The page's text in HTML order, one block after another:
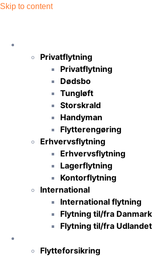
Skip to content
Privatflytning
Privatflytning
Dødsbo
Tungløft
Storskrald
Handyman
Flytterengøring
Erhvervsflytning
Erhvervsflytning
Lagerflytning
Kontorflytning
International
International flytning
Flytning til/fra Danmark
Flytning til/fra Udlandet
Flytteforsikring